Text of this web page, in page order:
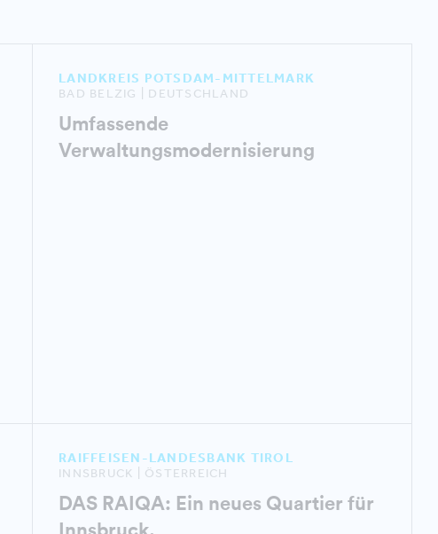
LANDKREIS POTSDAM-MITTELMARK
BAD BELZIG | DEUTSCHLAND
Umfassende
Verwaltungsmodernisierung
RAIFFEISEN-LANDESBANK TIROL
INNSBRUCK | ÖSTERREICH
DAS RAIQA: Ein neues Quartier für